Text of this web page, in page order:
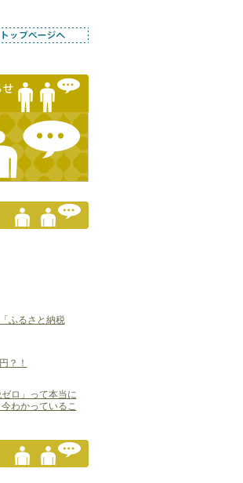
ふるさと納税
？！
ゼロ」って本当に
わかっているこ